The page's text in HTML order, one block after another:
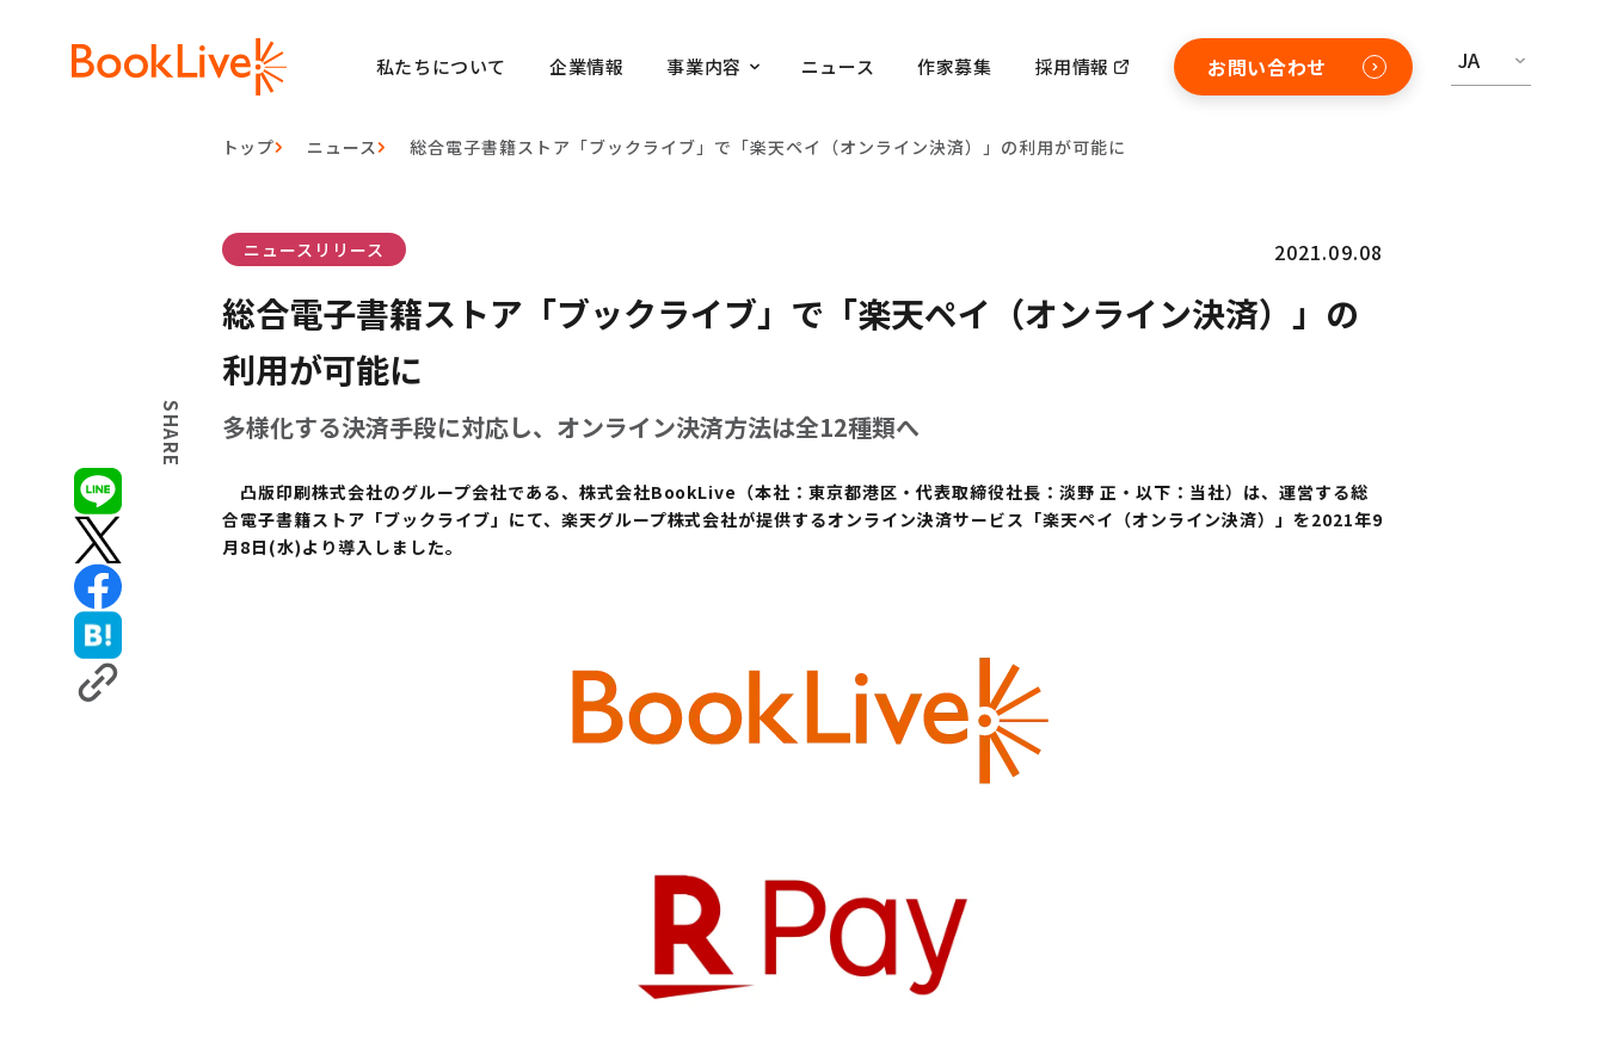
私たちについて 企業情報 事業内容 ニュース 作家募集 採用情報 お問い合わせ JA
トップ ニュース 総合電子書籍ストア「ブックライブ」で「楽天ペイ（オンライン決済）」の利用が可能に
SHARE
ニュースリリース 2021.09.08
総合電子書籍ストア「ブックライブ」で「楽天ペイ（オンライン決済）」の
利用が可能に
多様化する決済手段に対応し、オンライン決済方法は全12種類へ
凸版印刷株式会社のグループ会社である、株式会社BookLive（本社：東京都港区・代表取締役社長：淡野 正・以下：当社）は、運営する総
合電子書籍ストア「ブックライブ」にて、楽天グループ株式会社が提供するオンライン決済サービス「楽天ペイ（オンライン決済）」を2021年9
月8日(水)より導入しました。